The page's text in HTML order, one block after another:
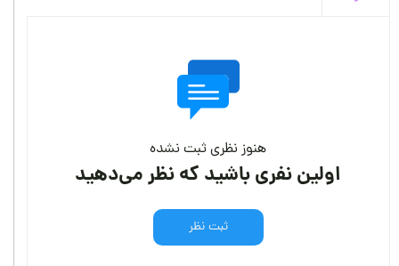
هنوز نظری ثبت نشده
اولین نفری باشید که نظر می‌دهید
ثبت نظر